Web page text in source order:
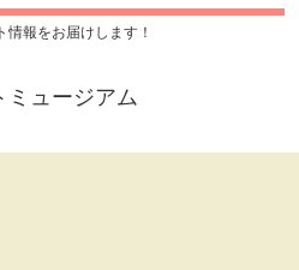
情報をお届けします！
ミュージアム